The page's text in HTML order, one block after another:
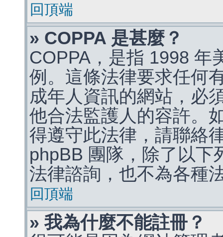
回頂端
» COPPA 是甚麼？
COPPA，是指 1998 年
例。這條法律要求任何
成年人資訊的網站，必
他合法監護人的容許。
得遵守此法律，請聯絡
phpBB 團隊，除了以下
法律諮詢，也不為各種
回頂端
» 我為什麼不能註冊？